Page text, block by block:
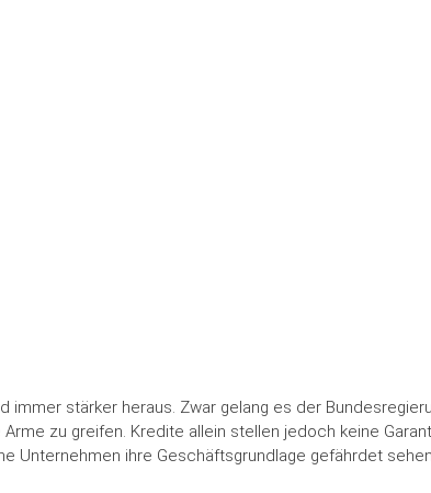
stärker heraus. Zwar gelang es der
zu greifen. Kredite allein stellen jedoch keine
Unternehmen ihre Geschäftsgrundlage gefährdet